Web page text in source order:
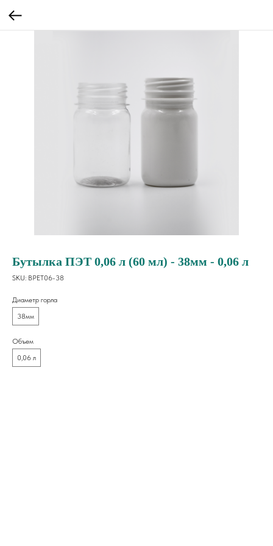
Бутылка ПЭТ 0,06 л (60 мл) - 38мм - 0,06 л
SKU: BPET06-38
Диаметр горла
38мм
Объем
0,06 л